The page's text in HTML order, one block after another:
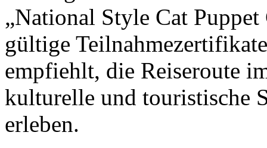
„National Style Cat
gültige
empfiehlt, die Reiseroute
kulturelle und touristische
erleben.